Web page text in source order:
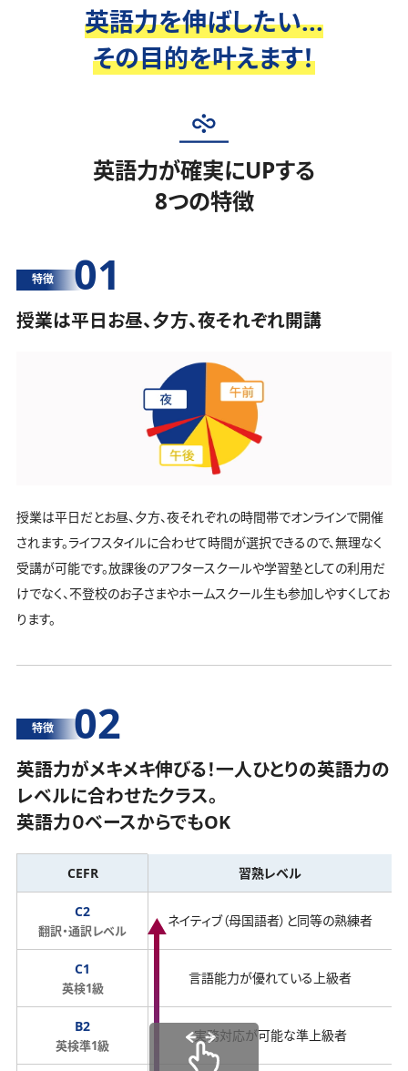
英語力を伸ばしたい...
その目的を叶えます！
英語力が確実にUPする
8つの特徴
特徴 01
授業は平日お昼、夕方、夜それぞれ開講
授業は平日だとお昼、夕方、夜それぞれの時間帯でオンラインで開催
されます。ライフスタイルに合わせて時間が選択できるので、無理なく
受講が可能です。放課後のアフタースクールや学習塾としての利用だ
けでなく、不登校のお子さまやホームスクール生も参加しやすくしてお
ります。
特徴 02
英語力がメキメキ伸びる！一人ひとりの英語力の
レベルに合わせたクラス。
英語力０ベースからでもOK
CEFR 習熟レベル
C2
翻訳・通訳レベル
ネイティブ（母国語者）と同等の熟練者
C1
英検1級
言語能力が優れている上級者
B2
英検準1級
実務対応が可能な準上級者